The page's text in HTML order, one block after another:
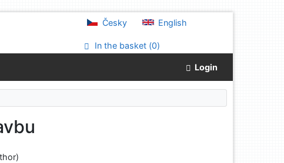
Česky English
In the basket (0)
Login